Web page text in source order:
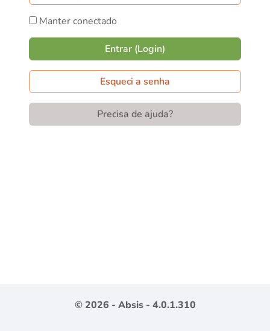
Manter conectado
Entrar (Login)
Esqueci a senha
Precisa de ajuda?
© 2026 - Absis- 4.0.1.310